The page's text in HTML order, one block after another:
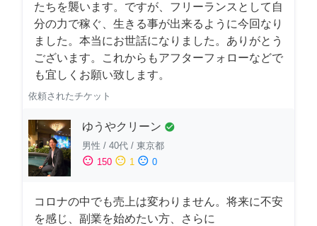
たちを襲います。ですが、フリーランスとして自
分の力で稼ぐ、生きる事が出来るように今回なり
ました。本当にお世話になりました。ありがとう
ございます。これからもアフターフォローなどで
も宜しくお願い致します。
依頼されたチケット
ゆうやクリーン check_circle
男性 / 40代 / 東京都
sentiment_satisfied 150 sentiment_neutral 1 sentiment_dissatisfied 0
コロナの中でも売上は変わりません。将来に不安
を感じ、副業を始めたい方、さらに